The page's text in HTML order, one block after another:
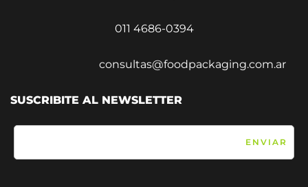
011 4686-0394
consultas@foodpackaging.com.ar
SUSCRIBITE AL NEWSLETTER